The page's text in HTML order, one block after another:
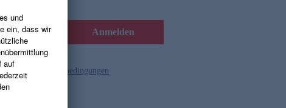
Anmelden
und die Gutscheinbedingungen